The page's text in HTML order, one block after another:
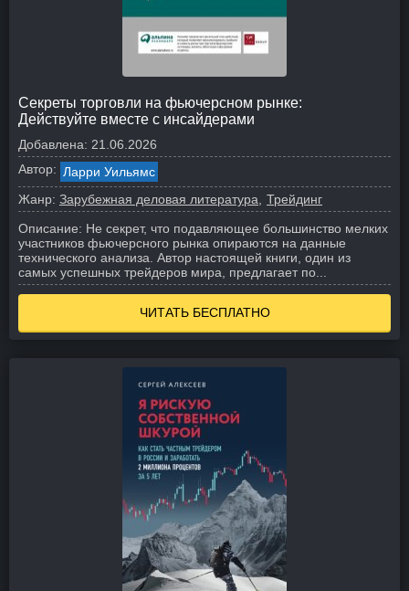
Секреты торговли на фьючерсном рынке:
Действуйте вместе с инсайдерами
Добавлена: 21.06.2026
Автор: Ларри Уильямс
Жанр: Зарубежная деловая литература
Трейдинг
Описание: Не секрет, что подавляющее большинство мелких
участников фьючерсного рынка опираются на данные
технического анализа. Автор настоящей книги, один из
самых успешных трейдеров мира, предлагает по...
ЧИТАТЬ БЕСПЛАТНО